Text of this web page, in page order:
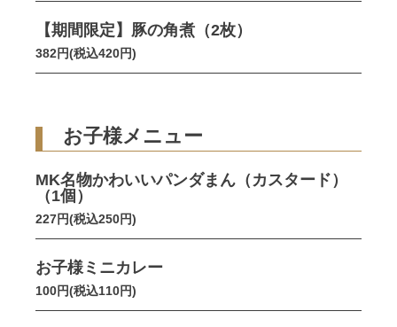
【期間限定】豚の角煮（2枚）
382円(税込420円)
お子様メニュー
MK名物かわいいパンダまん（カスタード）
（1個）
227円(税込250円)
お子様ミニカレー
100円(税込110円)